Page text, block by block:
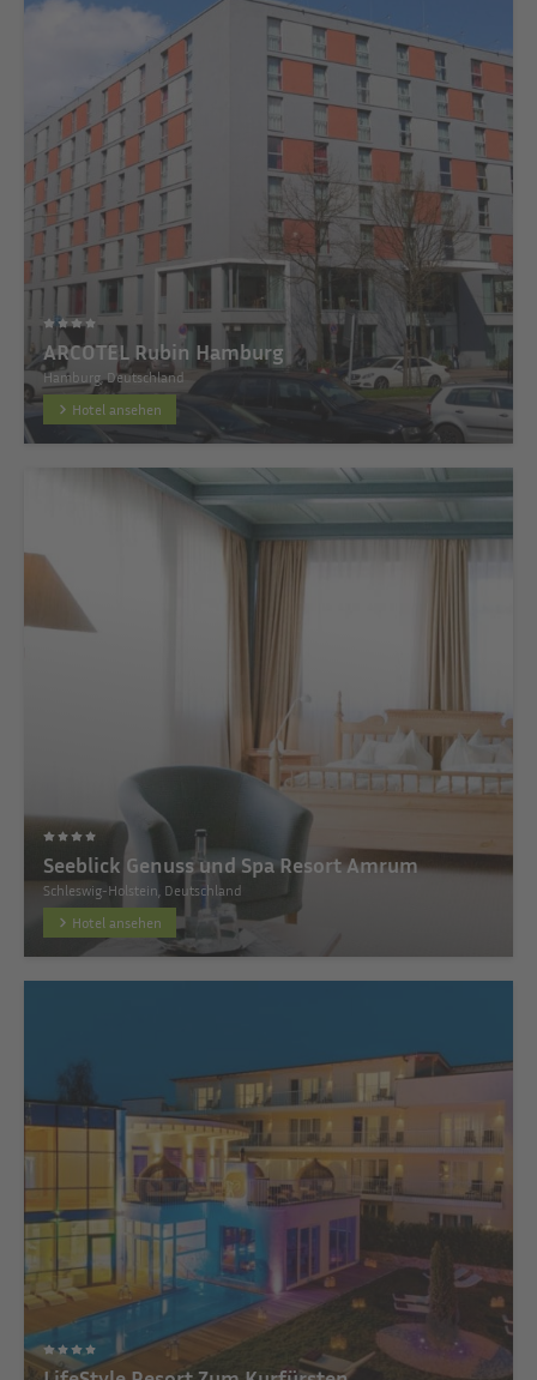
ARCOTEL Rubin Hamburg
Hamburg, Deutschland
Hotel ansehen
Seeblick Genuss und Spa Resort Amrum
Schleswig-Holstein, Deutschland
Hotel ansehen